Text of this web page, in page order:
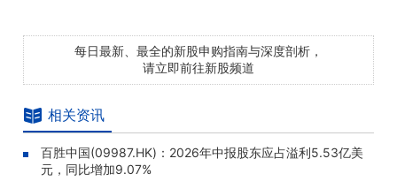
每日最新、最全的新股申购指南与深度剖析，
请立即前往新股频道
相关资讯
百胜中国(09987.HK)：2026年中报股东应占溢利5.53亿美
元，同比增加9.07%